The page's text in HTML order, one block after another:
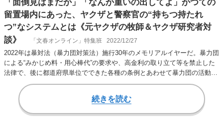
「面倒見はまだか」「なんか重いの出してよ」かつての
留置場内にあった、ヤクザと警察官の“持ちつ持たれ
つ”なシステムとは《元ヤクザの牧師＆ヤクザ研究者対
談》
「文春オンライン」特集班 2022/12/27
2022年は暴対法（暴力団対策法）施行30年のメモリアルイヤーだ。暴力団
による“みかじめ料・用心棒代”の要求や、高金利の取り立て等を禁止した
法律で、後に都道府県単位でできた各種の条例とあわせて暴力団の活動範
囲を大き…
続きを読む